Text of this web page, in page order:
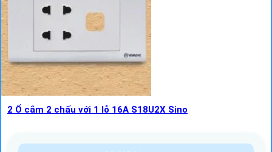
2 Ổ cắm 2 chấu với 1 lỗ 16A S18U2X Sino